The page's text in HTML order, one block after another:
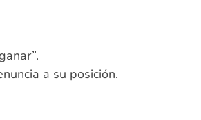
a su posición.